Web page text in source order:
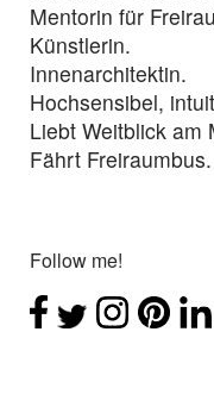
Mentorin für
Künstlerin.
Innenarchitektin.
Hochsensibel,
Liebt Weitblick am
Fährt Freiraumbus.
Follow me!